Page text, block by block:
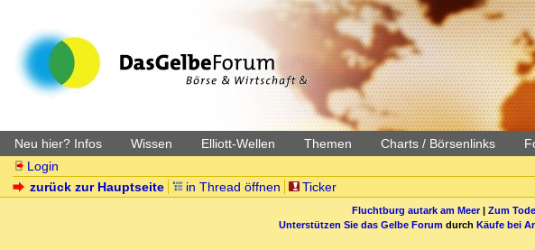
Neu hier? Infos Wissen Elliott-Wellen Themen Charts / Börsenlinks
Login
zurück zur Hauptseite
in Thread öffnen Ticker
Fluchtburg autark am Meer| Zum
Unterstützen Sie das Gelbe Forum durch Käufe bei